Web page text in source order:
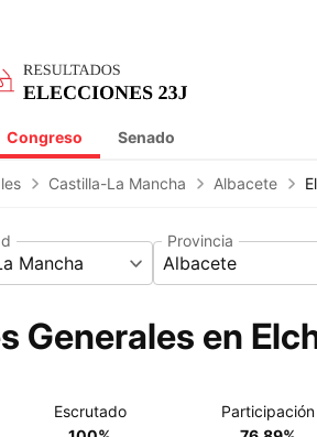
Congreso Senado
Castilla-La Mancha Albacete
Mancha Albacete
Provincia
Generales en
Escrutado
Participación